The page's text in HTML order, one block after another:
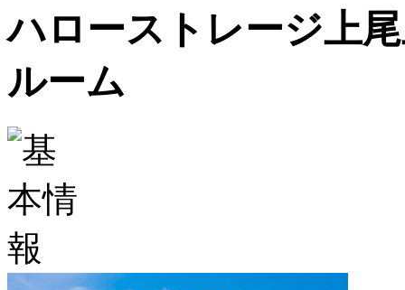
ハローストレージ上
ルーム